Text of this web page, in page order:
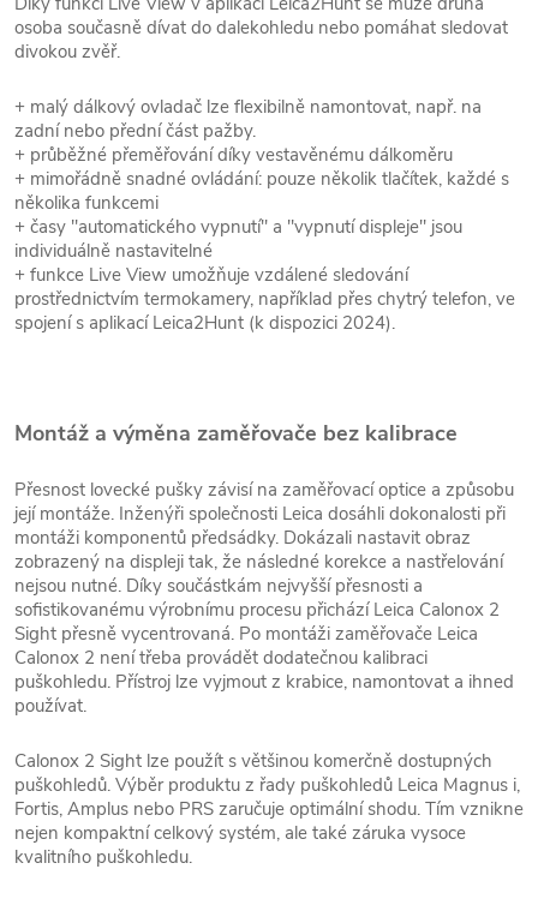
osoba současně dívat do dalekohledu nebo pomáhat sledovat
divokou zvěř.
+ malý dálkový ovladač lze flexibilně namontovat, např. na
zadní nebo přední část pažby.
+ průběžné přeměřování díky vestavěnému dálkoměru
+ mimořádně snadné ovládání: pouze několik tlačítek, každé s
několika funkcemi
+ časy "automatického vypnutí" a "vypnutí displeje" jsou
individuálně nastavitelné
+ funkce Live View umožňuje vzdálené sledování
prostřednictvím termokamery, například přes chytrý telefon, ve
spojení s aplikací Leica2Hunt (k dispozici 2024).
Montáž a výměna zaměřovače bez kalibrace
Přesnost lovecké pušky závisí na zaměřovací optice a způsobu
její montáže. Inženýři společnosti Leica dosáhli dokonalosti při
montáži komponentů předsádky. Dokázali nastavit obraz
zobrazený na displeji tak, že následné korekce a nastřelování
nejsou nutné. Díky součástkám nejvyšší přesnosti a
sofistikovanému výrobnímu procesu přichází Leica Calonox 2
Sight přesně vycentrovaná. Po montáži zaměřovače Leica
Calonox 2 není třeba provádět dodatečnou kalibraci
puškohledu. Přístroj lze vyjmout z krabice, namontovat a ihned
používat.
Calonox 2 Sight lze použít s většinou komerčně dostupných
puškohledů. Výběr produktu z řady puškohledů Leica Magnus i,
Fortis, Amplus nebo PRS zaručuje optimální shodu. Tím vznikne
nejen kompaktní celkový systém, ale také záruka vysoce
kvalitního puškohledu.